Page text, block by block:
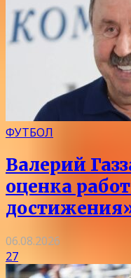
ФУТБОЛ
Валерий
оценка
06.08.2026
27